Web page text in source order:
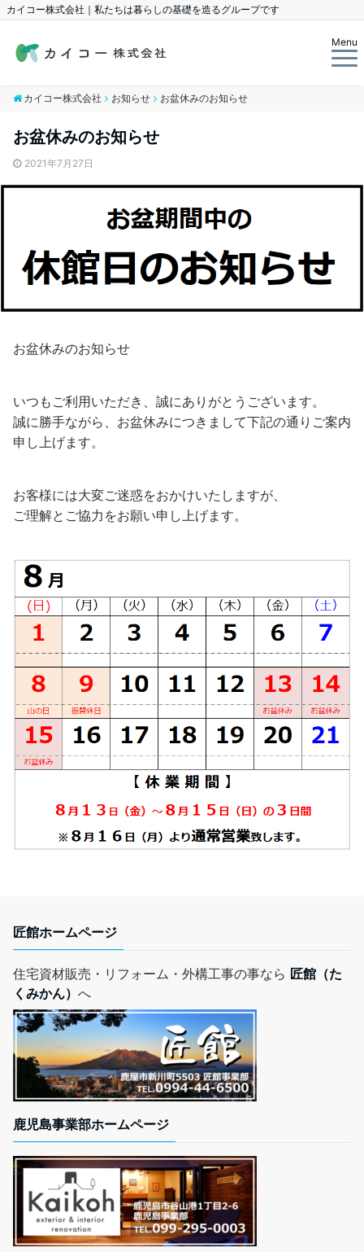
カイコー株式会社｜私たちは暮らしの基礎を造るグループです
Menu
カイコー株式会社 お知らせ お盆休みのお知らせ
お盆休みのお知らせ
2021年7月27日
お盆休みのお知らせ
いつもご利用いただき、誠にありがとうございます。
誠に勝手ながら、お盆休みにつきまして下記の通りご案内
申し上げます。
お客様には大変ご迷惑をおかけいたしますが、
ご理解とご協力をお願い申し上げます。
匠館ホームページ
住宅資材販売・リフォーム・外構工事の事なら 匠館（た
くみかん） へ
鹿児島事業部ホームページ